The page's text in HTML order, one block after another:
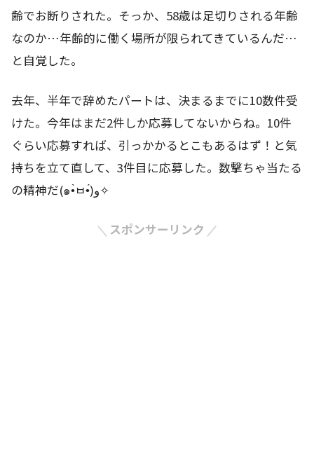
齢でお断りされた。そっか、58歳は足切りされる年齢
なのか…年齢的に働く場所が限られてきているんだ…
と自覚した。
去年、半年で辞めたパートは、決まるまでに10数件受
けた。今年はまだ2件しか応募してないからね。10件
ぐらい応募すれば、引っかかるとこもあるはず！と気
持ちを立て直して、3件目に応募した。数撃ちゃ当たる
の精神だ(๑•̀ㅂ•́)و✧
スポンサーリンク